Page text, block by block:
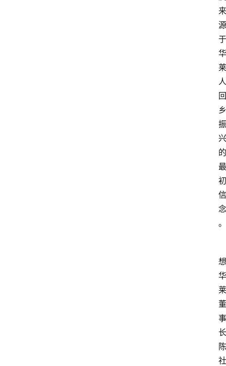
来
源
于
华
莱
人
回
乡
振
兴
的
最
初
信
念
。
想
华
莱
董
事
长
陈
社